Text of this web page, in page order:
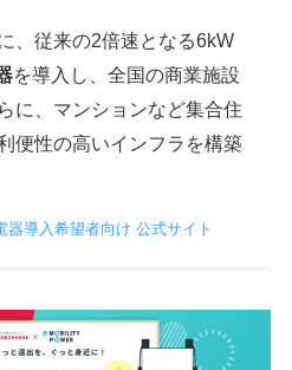
、従来の2倍速となる6kW
を導入し、全国の商業施設
に、マンションなど集合住
便性の高いインフラを構築
導入希望者向け 公式サイト